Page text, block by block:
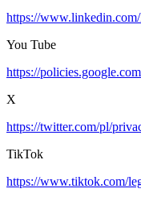
https://
You Tube
https://
X
https://twitter.com/pl/
TikTok
https://www.tiktok.com/